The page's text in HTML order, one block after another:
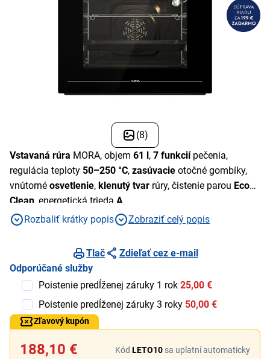
(8)
Vstavaná rúra MORA, objem 61 l, 7 funkciípečenia,
regulácia teploty 50–250 °C, zasúvacie otočné gombíky,
vnútorné osvetlenie, klenutý tvar rúry, čistenie parou Eco
Clean , energetická trieda A
Rozbaliť krátky popis
Zobraziť celý popis
Tlač
Zdieľať cez e-mail
Odporúčané služby
Poistenie predĺženej záruky 1 rok 25,00 €
Poistenie predĺženej záruky 3 roky 50,00 €
Zľavový kupón
188,10 € Kód LETO10 sa uplatní automaticky